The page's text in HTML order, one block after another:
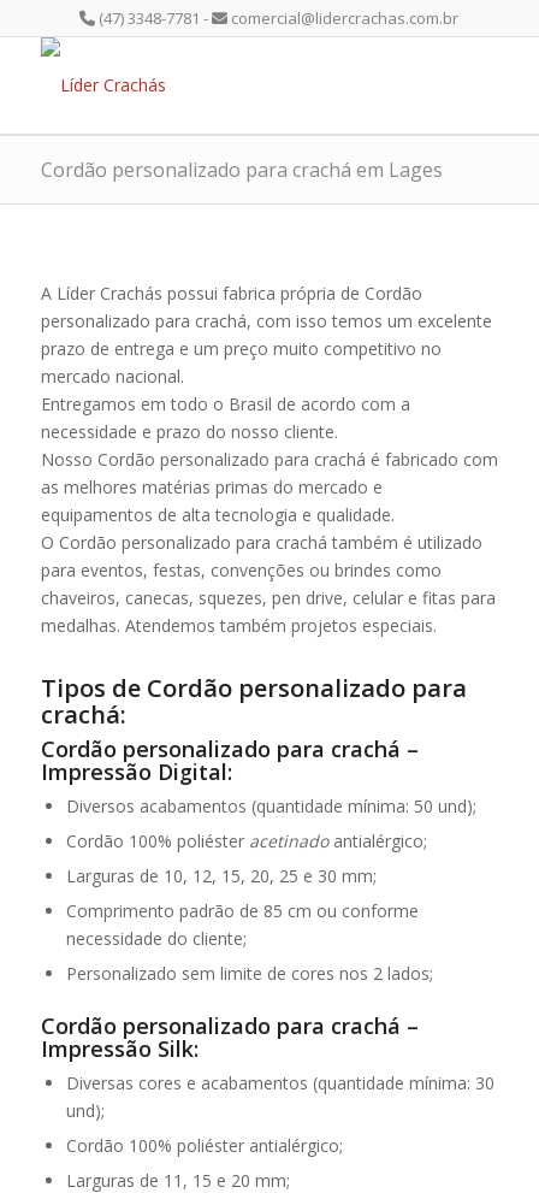
(47) 3348-7781 - comercial@lidercrachas.com.br
Cordão personalizado para crachá em Lages
A Líder Crachás possui fabrica própria de Cordão
personalizado para crachá, com isso temos um excelente
prazo de entrega e um preço muito competitivo no
mercado nacional.
Entregamos em todo o Brasil de acordo com a
necessidade e prazo do nosso cliente.
Nosso Cordão personalizado para crachá é fabricado com
as melhores matérias primas do mercado e
equipamentos de alta tecnologia e qualidade.
O Cordão personalizado para crachá também é utilizado
para eventos, festas, convenções ou brindes como
chaveiros, canecas, squezes, pen drive, celular e fitas para
medalhas. Atendemos também projetos especiais.
Tipos de Cordão personalizado para
crachá:
Cordão personalizado para crachá –
Impressão Digital:
Diversos acabamentos (quantidade mínima: 50 und);
Cordão 100% poliéster acetinadoantialérgico;
Larguras de 10, 12, 15, 20, 25 e 30 mm;
Comprimento padrão de 85 cm ou conforme
necessidade do cliente;
Personalizado sem limite de cores nos 2 lados;
Cordão personalizado para crachá –
Impressão Silk:
Diversas cores e acabamentos (quantidade mínima: 30
und);
Cordão 100% poliéster antialérgico;
Larguras de 11, 15 e 20 mm;